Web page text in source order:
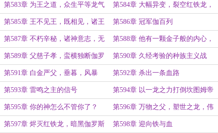
是天生正义的红铁救世主
第583章 为王之道，众生平等龙气
弹（求下月票）
第584章 大幅异变，裂空红铁龙，
决斗
第585章 王不见王，既相见，诸王
伏首（高潮大章，求月票）
第586章 冠军伽百列
第587章 不朽辛秘，诸神意志，无
法反抗的时代大势
第588章 他有一颗金子般的内心，
肯定是金龙
第589章 父慈子孝，蛮横独断伽罗
斯
第590章 久经考验的种族主义战
士，血税
第591章 白金严父，垂暮，风暴 第592章 杀出一条血路
第593章 雷鸣之主的信号 第594章 以一龙之力打倒坎图姆帝
国军团
第595章 你的神怎么不管你了？ 第596章 万物之父，塑世之龙，伟
大之环
第597章 烬灭红铁龙，暗黑伽罗斯 第598章 迎向铁与血